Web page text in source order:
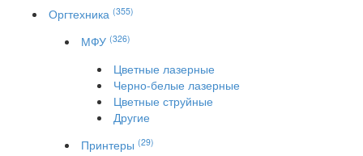
Оргтехника (355)
МФУ (326)
Цветные лазерные
Черно-белые лазерные
Цветные струйные
Другие
Принтеры (29)